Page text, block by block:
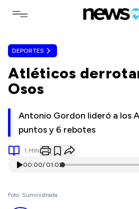
Toggle navigation menu
DEPORTES
Atléticos
Osos
Antonio Gordon lideró a los
puntos y 6 rebotes
1 MIN
00:00/ 01:02
Foto: Suministrada